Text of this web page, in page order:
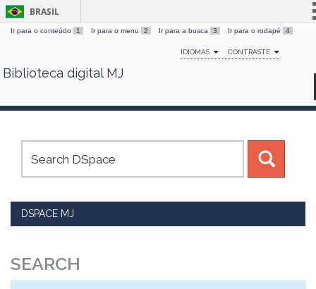
Skip
BRASIL
Simplifique!
Comunica BR
Canais
Ir para o conteúdo 1 Ir para o menu 2 Ir para a busca 3 Ir para o rodapé 4
IDIOMAS CONTRASTE
Biblioteca digital MJ
DSPACE MJ
SEARCH